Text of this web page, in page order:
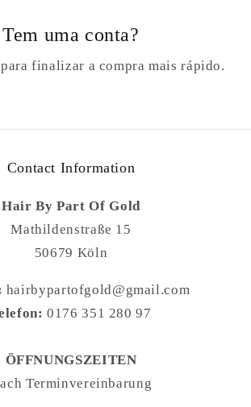
Tem uma conta?
para finalizar a compra mais rápido.
Contact Information
Hair By Part Of Gold
Mathildenstraße 15
50679 Köln
hairbypartofgold@gmail.com
0176 351 280 97
ÖFFNUNGSZEITEN
Terminvereinbarung